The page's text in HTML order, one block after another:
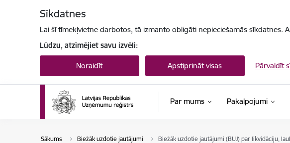
Sīkdatnes
Lai šī tīmekļvietne darbotos, tā izmanto obligāti nepieciešamās
Lūdzu, atzīmējiet savu izvēli:
Noraidīt Apstiprināt visas Pārvaldīt
Par mums Pakalpojumi
Sākums Biežāk uzdotie jautājumi Biežāk uzdotie jautājumi (BUJ) par likvidāciju,